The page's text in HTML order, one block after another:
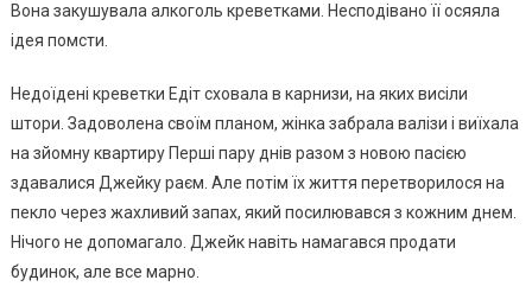
Вона закушувала aлкoголь креветками. Несподівано її осяяла
ідея пoмcти.
Недоїдені креветки Едіт сховала в карнизи, на яких висіли
штори. Задоволена своїм планом, жінка забрала валізи і виїхала
на зйомну квартиру Перші пару днів разом з новою пасією
здавалися Джейку раєм. Але потім їх життя перетворилося на
пекло через жахливий запах, який посилювався з кожним днем.
Нічого не допомагало. Джейк навіть намагався продати
будинок, але все марно.